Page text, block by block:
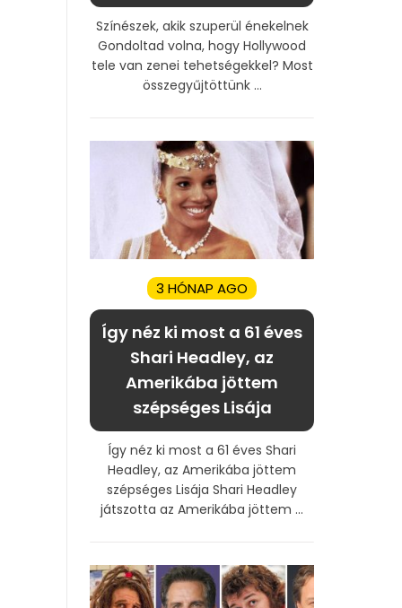
Színészek, akik szuperül énekelnek
Gondoltad volna, hogy Hollywood
tele van zenei tehetségekkel? Most
összegyűjtöttünk ...
3 HÓNAP AGO
Így néz ki most a 61 éves
Shari Headley, az
Amerikába jöttem
szépséges Lisája
Így néz ki most a 61 éves Shari
Headley, az Amerikába jöttem
szépséges Lisája Shari Headley
játszotta az Amerikába jöttem ...